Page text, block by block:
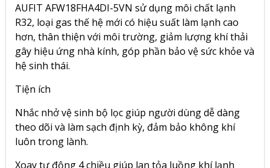
AUFIT AFW18FHA4DI-5VN sử dụng môi chất lạnh
R32, loại gas thế hệ mới có hiệu suất làm lạnh cao
hơn, thân thiện với môi trường, giảm lượng khí thải
gây hiệu ứng nhà kính, góp phần bảo vệ sức khỏe và
hệ sinh thái.
Tiện ích
Nhắc nhở vệ sinh bộ lọc giúp người dùng dễ dàng
theo dõi và làm sạch định kỳ, đảm bảo không khí
luôn trong lành.
Xoay tự động 4 chiều giúp lan tỏa luồng khí lạnh